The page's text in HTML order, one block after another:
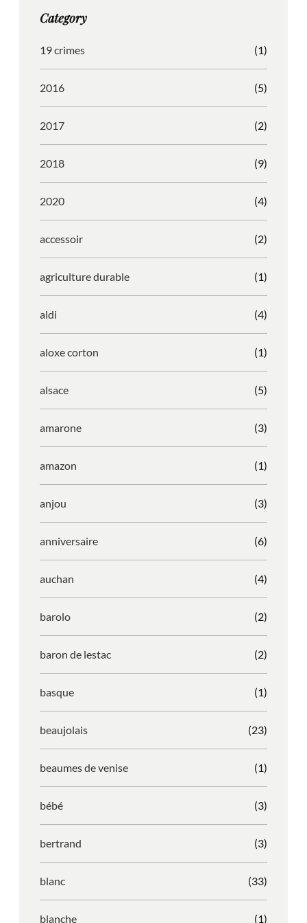
r
m
o
Category
19 crimes (1)
2016 (5)
2017 (2)
2018 (9)
2020 (4)
accessoir (2)
agriculture durable (1)
aldi (4)
aloxe corton (1)
alsace (5)
amarone (3)
amazon (1)
anjou (3)
anniversaire (6)
auchan (4)
barolo (2)
baron de lestac (2)
basque (1)
beaujolais (23)
beaumes de venise (1)
bébé (3)
bertrand (3)
blanc (33)
blanche (1)